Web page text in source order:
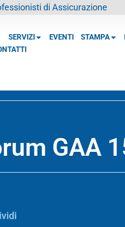
di Assicurazione
SERVIZI EVENTI STAMPA
GAA